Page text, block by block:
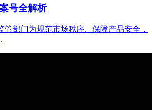
号全解析
管部门为规范市场秩序、保障产品安全，